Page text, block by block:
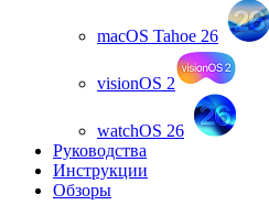
macOS Tahoe 26
visionOS 2
watchOS 26
Руководства
Инструкции
Обзоры